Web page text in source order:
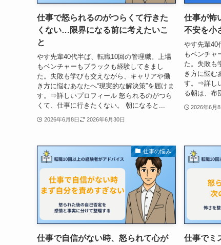
仕事で怒られるのがつらくて行きた
くない…限界になる前に考えたいこ
と
やす先輩40代半ば、転職10回の管理職。上場
もベンチャーもブラックも経験してきまし
た。失敗も学びも交えながら、キャリアや働
き方に悩むあなたへ“現実的な解決策”を届けま
す。⇒詳しいプロフィール 怒られるのがつら
くて、仕事に行きたくない。 朝になると...
2026年6月8日 2026年6月30日
仕事が怖
不安を小
やす先輩40
もベンチャ
た。失敗も
き方に悩む
す。⇒詳し
る朝は、布
2026年6月8
仕事の悩み
仕事で自信がない時、怒られて心が
仕事でミ